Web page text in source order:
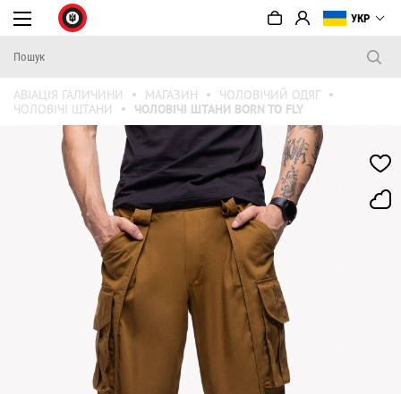
УКР
АВІАЦІЯ ГАЛИЧИНИ МАГАЗИН
ЧОЛОВІЧИЙ ОДЯГ
ЧОЛОВІЧІ ШТАНИ
ЧОЛОВІЧІ ШТАНИ BORN TO FLY